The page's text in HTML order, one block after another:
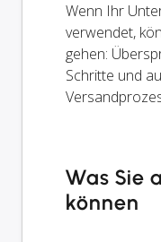
Wenn Ihr
verwendet,
gehen:
Schritte und
Was Sie
können